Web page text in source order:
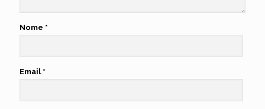
Nome *
Email *